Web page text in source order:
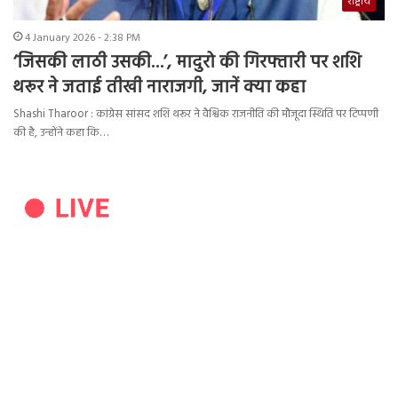
4 January 2026 - 2:38 PM
‘जिसकी लाठी उसकी…’, मादुरो की गिरफ्तारी पर शशि
थरूर ने जताई तीखी नाराजगी, जानें क्या कहा
Shashi Tharoor : कांग्रेस सांसद शशि थरूर ने वैश्विक राजनीति की मौजूदा स्थिति पर टिप्पणी
की है, उन्होंने कहा कि…